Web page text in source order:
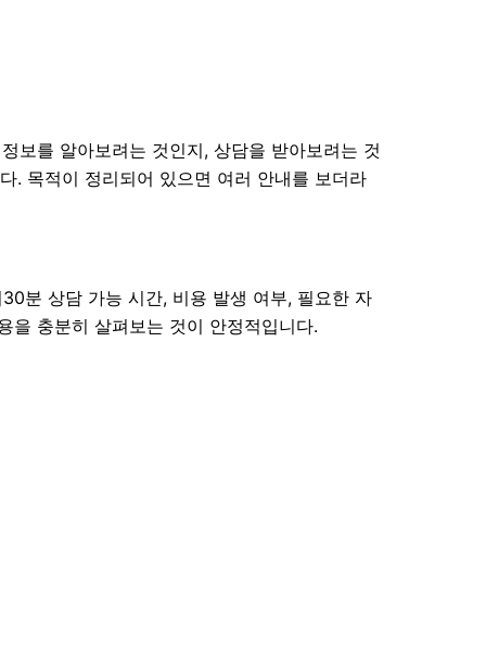
보를 알아보려는 것인지, 상담을 받아보려는 것
. 목적이 정리되어 있으면 여러 안내를 보더라
분 상담 가능 시간, 비용 발생 여부, 필요한 자
을 충분히 살펴보는 것이 안정적입니다.